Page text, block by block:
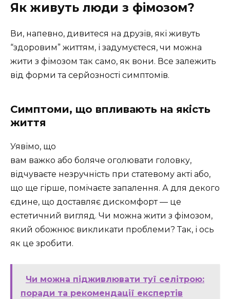
Як живуть люди з фімозом?
Ви, напевно, дивитеся на друзів, які живуть
“здоровим” життям, і задумуєтеся, чи можна
жити з фімозом так само, як вони. Все залежить
від форми та серйозності симптомів.
Симптоми, що впливають на якість
життя
Уявімо, що
вам важко або боляче оголювати головку,
відчуваєте незручність при статевому акті або,
що ще гірше, помічаєте запалення. А для декого
єдине, що доставляє дискомфорт — це
естетичний вигляд. Чи можна жити з фімозом,
який обожнює викликати проблеми? Так, і ось
як це зробити.
Чи можна підживлювати туї селітрою:
поради та рекомендації експертів